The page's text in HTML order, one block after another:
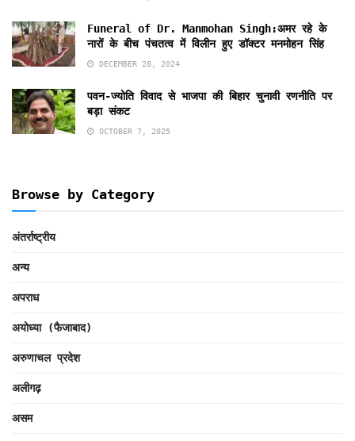
Funeral of Dr. Manmohan Singh:अमर रहे के
नारों के बीच पंचतत्व में विलीन हुए डॉक्टर मनमोहन सिंह
DECEMBER 28, 2024
पवन-ज्योति विवाद से भाजपा की बिहार चुनावी रणनीति पर
बड़ा संकट
OCTOBER 7, 2025
Browse by Category
अंतर्राष्ट्रीय
अन्य
अपराध
अयोध्या (फैजाबाद)
अरुणाचल प्रदेश
अलीगढ़
असम